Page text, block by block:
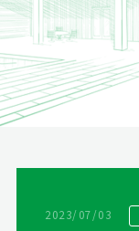
2023/07/03